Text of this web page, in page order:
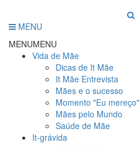
MENU
MENUMENU
Vida de Mãe
Dicas de It Mãe
It Mãe Entrevista
Mães e o sucesso
Momento "Eu mereço"
Mães pelo Mundo
Saúde de Mãe
It-grávida